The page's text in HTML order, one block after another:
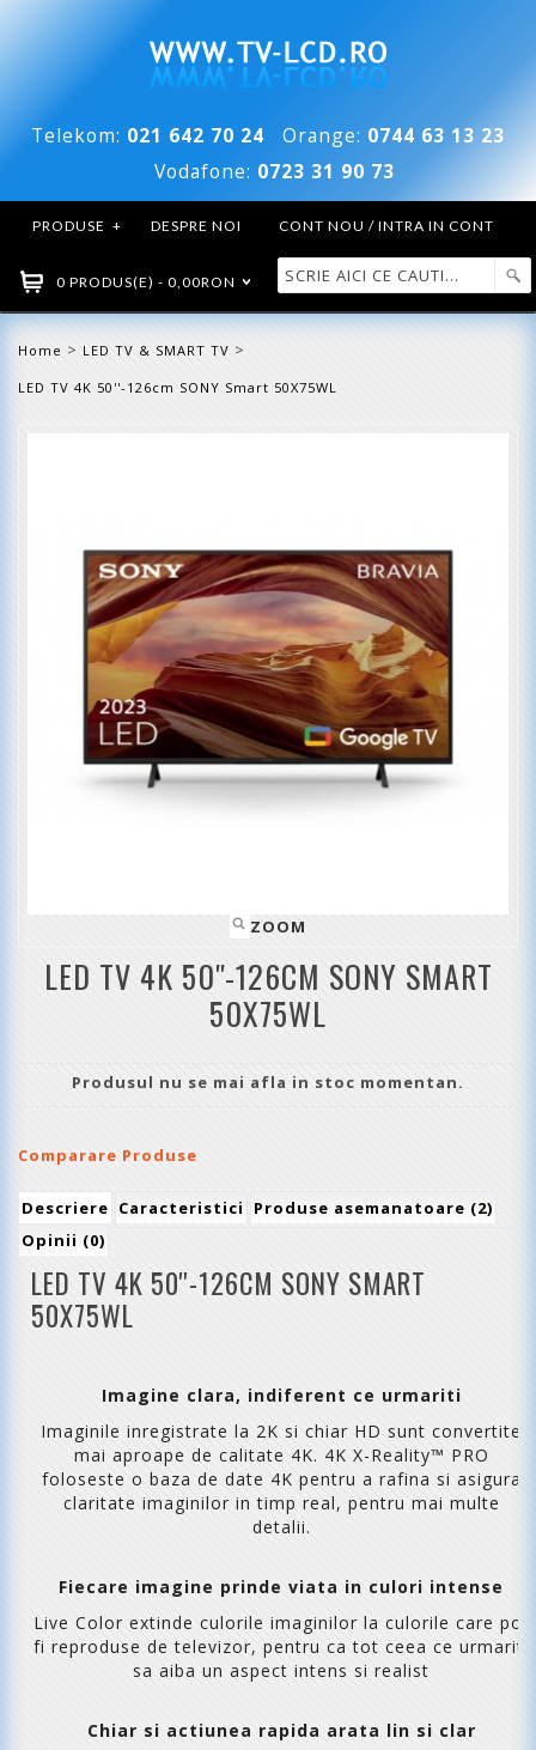
Telekom: 021 642 70 24 Orange: 0744 63 13 23
Vodafone: 0723 31 90 73
PRODUSE + DESPRE NOI CONT NOU / INTRA IN CONT
0 PRODUS(E) - 0,00RON
Home > LED TV & SMART TV >
LED TV 4K 50''-126cm SONY Smart 50X75WL
ZOOM
LED TV 4K 50''-126CM SONY SMART
50X75WL
Produsul nu se mai afla in stoc momentan.
Comparare Produse
Descriere Caracteristici
Produse asemanatoare (2)
Opinii (0)
LED TV 4K 50''-126CM SONY SMART
50X75WL
Imagine clara, indiferent ce urmariti
Imaginile inregistrate la 2K si chiar HD sunt convertite
mai aproape de calitate 4K. 4K X-Reality™ PRO
foloseste o baza de date 4K pentru a rafina si asigura
claritate imaginilor in timp real, pentru mai multe
detalii.
Fiecare imagine prinde viata in culori intense
Live Color extinde culorile imaginilor la culorile care pot
fi reproduse de televizor, pentru ca tot ceea ce urmariti
sa aiba un aspect intens si realist
Chiar si actiunea rapida arata lin si clar